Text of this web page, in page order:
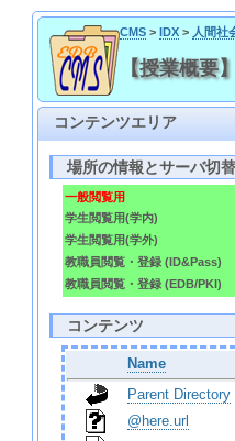
CMS> IDX> 人間社
【授業概要】
コンテンツエリア
場所の情報とサーバ切
一般閲覧用
学生閲覧用(学内)
学生閲覧用(学外)
教職員閲覧・登録 (ID&Pass)
教職員閲覧・登録 (EDB/PKI)
コンテンツ
Name
Parent Directory
@here.url